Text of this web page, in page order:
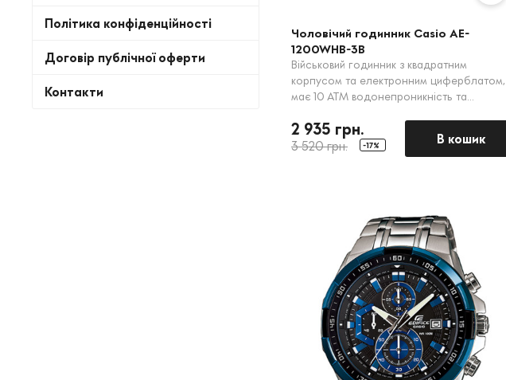
Політика конфіденційності
Договір публічної оферти
Контакти
Чоловічий годинник Casio AE-
1200WHB-3B
Військовий годинник з квадратним
корпусом та електронним циферблатом,
має 10 ATM водонепроникність та
включаючи 5 будильників.
2 935 грн.
3 520 грн. -17% В кошик